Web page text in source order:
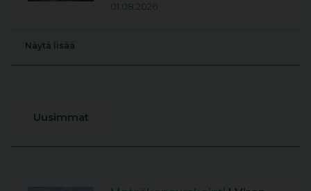
01.08.2026
Näytä lisää
Uusimmat